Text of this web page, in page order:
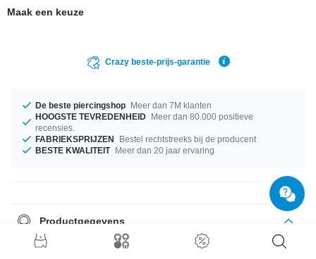
Maak een keuze
Crazy beste-prijs-garantie
De beste piercingshop Meer dan 7M klanten
HOOGSTE TEVREDENHEID Meer dan 80.000 positieve
recensies.
FABRIEKSPRIJZEN
Bestel rechtstreeks bij de producent
BESTE KWALITEIT Meer dan 20 jaar ervaring
Productgegevens
Verkocht per paar.